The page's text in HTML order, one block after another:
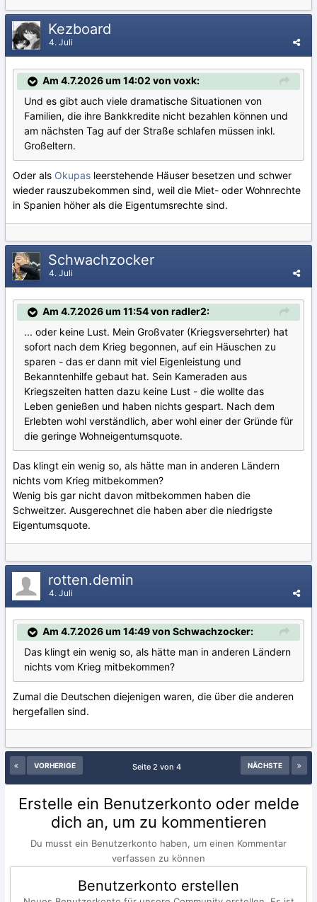
Kezboard
4. Juli
Am 4.7.2026 um 14:02 von voxk:
Und es gibt auch viele dramatische Situationen von
Familien, die ihre Bankkredite nicht bezahlen können und
am nächsten Tag auf der Straße schlafen müssen inkl.
Großeltern.
Oder als Okupas leerstehende Häuser besetzen und schwer
wieder rauszubekommen sind, weil die Miet- oder Wohnrechte
in Spanien höher als die Eigentumsrechte sind.
Schwachzocker
4. Juli
Am 4.7.2026 um 11:54 von radler2:
... oder keine Lust. Mein Großvater (Kriegsversehrter) hat
sofort nach dem Krieg begonnen, auf ein Häuschen zu
sparen - das er dann mit viel Eigenleistung und
Bekanntenhilfe gebaut hat. Sein Kameraden aus
Kriegszeiten hatten dazu keine Lust - die wollte das
Leben genießen und haben nichts gespart. Nach dem
Erlebten wohl verständlich, aber wohl einer der Gründe für
die geringe Wohneigentumsquote.
Das klingt ein wenig so, als hätte man in anderen Ländern
nichts vom Krieg mitbekommen?
Wenig bis gar nicht davon mitbekommen haben die
Schweitzer. Ausgerechnet die haben aber die niedrigste
Eigentumsquote.
rotten.demin
4. Juli
Am 4.7.2026 um 14:49 von Schwachzocker:
Das klingt ein wenig so, als hätte man in anderen Ländern
nichts vom Krieg mitbekommen?
Zumal die Deutschen diejenigen waren, die über die anderen
hergefallen sind.
VORHERIGE NÄCHSTE
Seite 2 von 4
Erstelle ein Benutzerkonto oder melde
dich an, um zu kommentieren
Du musst ein Benutzerkonto haben, um einen Kommentar
verfassen zu können
Benutzerkonto erstellen